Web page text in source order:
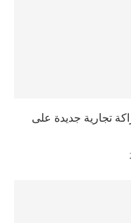
تجارية جديدة على